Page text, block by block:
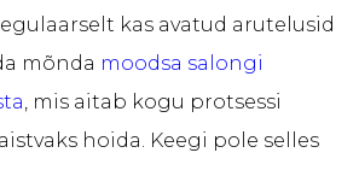
kas avatud arutelusid
mõnda moodsa salongi
, mis aitab kogu protsessi
hoida. Keegi pole selles